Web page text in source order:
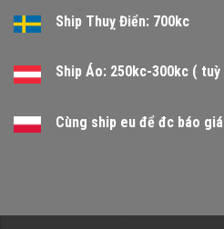
Ship Thuỵ Điển: 700kc
Ship Áo: 250kc-300kc (
Cùng ship eu để đc báo